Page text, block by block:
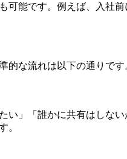
能です。例えば、入社
的な流れは以下の通りです
い」「誰かに共有はし
。